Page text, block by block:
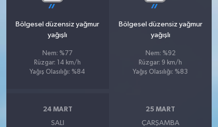
Bölgesel düzensiz yağmur
yağışlı
Nem: %77
Rüzgar: 14 km/h
Yağış Olasılığı: %84
Bölgesel düzensiz yağmur
yağışlı
Nem: %92
Rüzgar: 9 km/h
Yağış Olasılığı: %83
24 MART
SALI
25 MART
ÇARŞAMBA